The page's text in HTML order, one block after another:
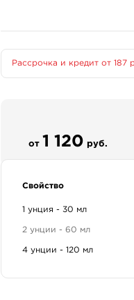
Grey Wash Dark — самый
глубокие тона при теневых
Линейка: Nocturnal
Grey Wash Dark — самый
Legacy — оригинальная
Рассрочка и кредит от 187
от 1 120 руб.
Свойство
1 унция - 30 мл
2 унции - 60 мл
4 унции - 120 мл